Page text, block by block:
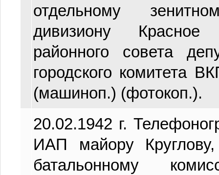
отдельному
дивизиону
районного совета
городского комитета
(машиноп.) (фотокоп.).
20.02.1942 г.
ИАП майору
батальонному